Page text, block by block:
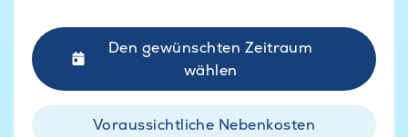
Den gewünschten Zeitraum
wählen
Voraussichtliche Nebenkosten